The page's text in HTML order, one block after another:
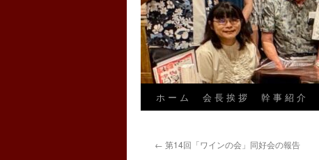
ホ ー ム 会 長 挨 拶 幹 事 紹 介
← 第14回「ワインの会」同好会の報告